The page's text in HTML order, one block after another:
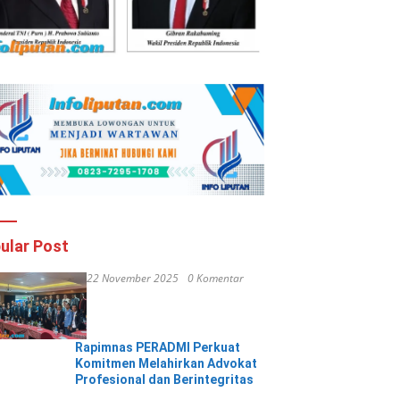
Post
22 November 2025 0 Komentar
Rapimnas PERADMI Perkuat
Komitmen Melahirkan Advokat
Profesional dan Berintegritas